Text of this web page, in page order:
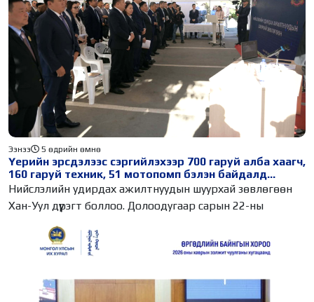
Үерийн эрсдэлээс сэргийлэхээр 700 гаруй алба хаагч,
160 гаруй техник, 51 мотопомп бэлэн байдалд
ажиллаж байна
Ээнээ 5 өдрийн өмнө
Нийслэлийн удирдах ажилтнуудын шуурхай зөвлөгөөн
Хан-Уул дүүрэгт боллоо. Долоодугаар сарын 22-ны